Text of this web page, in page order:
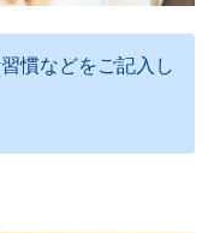
慣などをご記入し